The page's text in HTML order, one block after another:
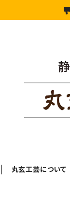
丸玄工芸について